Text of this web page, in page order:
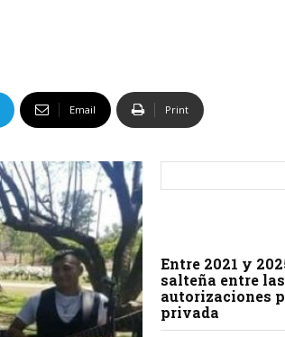
Email Print
Entre 2021 y
salteña entre
autorizaciones
privada